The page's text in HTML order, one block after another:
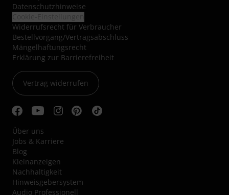
Datenschutzhinweise
Widerrufsrecht für Verbraucher
Bestellvorgang/Vertragsabschluss
Mängelhaftungsrecht
Erklärung zur Barrierefreiheit
Vertrag widerrufen
Über uns
Jobs & Karriere
Blog
Kleinanzeigen
Nachhaltigkeit
Hinweisgebersystem
Audio Professionell